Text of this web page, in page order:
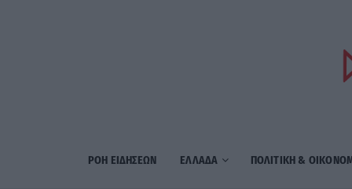
ΡΟΗ ΕΙΔΗΣΕΩΝ ΕΛΛΑΔΑ ΠΟΛΙΤΙΚΗ &